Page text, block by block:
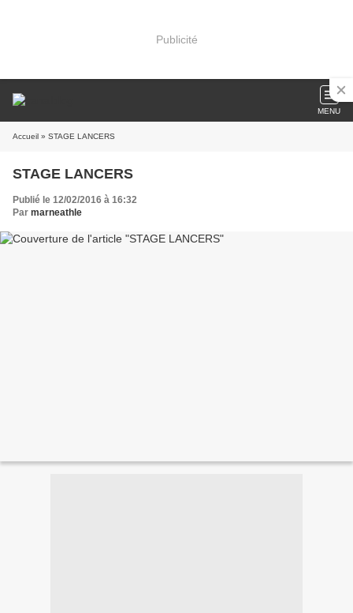
Publicité
MENU
Accueil » STAGE LANCERS
STAGE LANCERS
Publié le 12/02/2016 à 16:32
Par marneathle